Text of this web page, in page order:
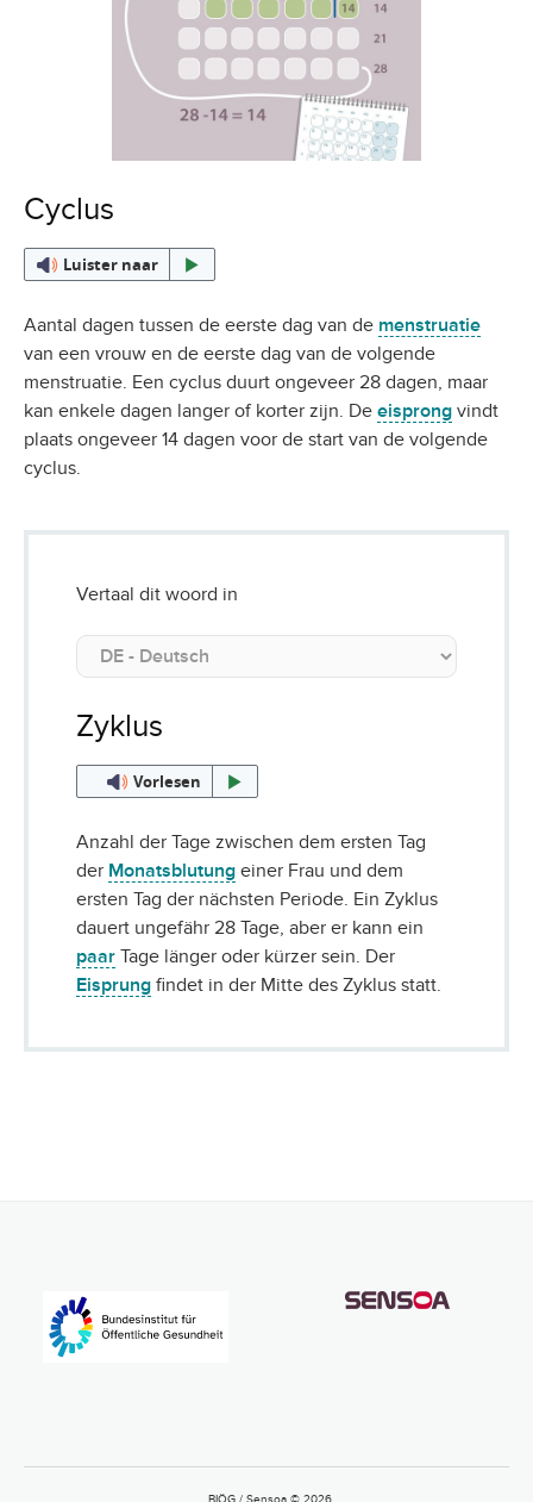
Cyclus
Luister naar
Aantal dagen tussen de eerste dag van de menstruatie
van een vrouw en de eerste dag van de volgende
menstruatie. Een cyclus duurt ongeveer 28 dagen, maar
kan enkele dagen langer of korter zijn. De eisprong vindt
plaats ongeveer 14 dagen voor de start van de volgende
cyclus.
Vertaal dit woord in
Zyklus
Vorlesen
Anzahl der Tage zwischen dem ersten Tag
der Monatsblutung einer Frau und dem
ersten Tag der nächsten Periode. Ein Zyklus
dauert ungefähr 28 Tage, aber er kann ein
paar Tage länger oder kürzer sein. Der
Eisprung findet in der Mitte des Zyklus statt.
BIÖG / Sensoa © 2026